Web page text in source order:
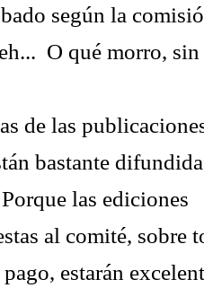
según la
O qué morro, sin
de las
bastante
las ediciones
al comité, sobre
estarán